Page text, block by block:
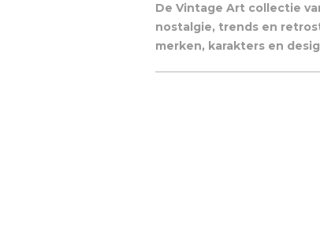
De Vintage Art collectie
nostalgie, trends en
merken, karakters en